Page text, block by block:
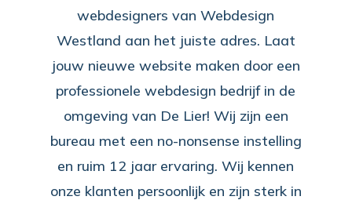
webdesigners van Webdesign
Westland aan het juiste adres. Laat
jouw nieuwe website maken door een
professionele webdesign bedrijf in de
omgeving van De Lier! Wij zijn een
bureau met een no-nonsense instelling
en ruim 12 jaar ervaring. Wij kennen
onze klanten persoonlijk en zijn sterk in